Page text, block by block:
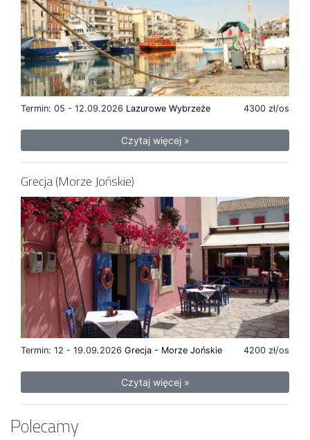
Termin: 05 - 12.09.2026 4300 zł/os
Lazurowe Wybrzeże
Czytaj więcej »
Grecja (Morze Jońskie)
Termin: 12 - 19.09.2026 4200 zł/os
Grecja - Morze Jońskie
Czytaj więcej »
Polecamy